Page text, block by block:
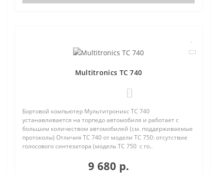
Multitronics TC 740
Бортовой компьютер Мультитроникс TC 740
устанавливается на торпедо автомобиля и работает с
большим количеством автомобилей (см. поддерживаемые
протоколы) Отличия TC 740 от модели TC 750: отсутствие
голосового синтезатора (модель TC 750 с го..
9 680 р.